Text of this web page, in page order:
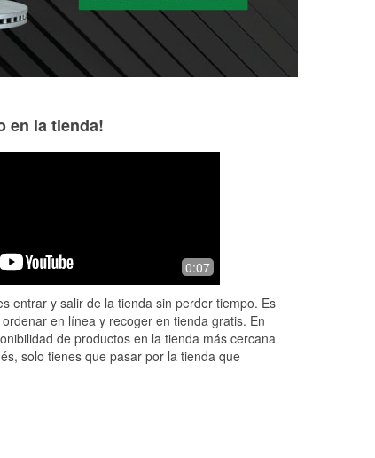
Exceptional service ! I walked in
looking for a wrench and the
without hesitation. With his assistance
I was... Read More
en la tienda!
0:07
entrar y salir de la tienda sin perder tiempo. Es
en línea y recoger en tienda gratis. En
de productos en la tienda más cercana
solo tienes que pasar por la tienda que